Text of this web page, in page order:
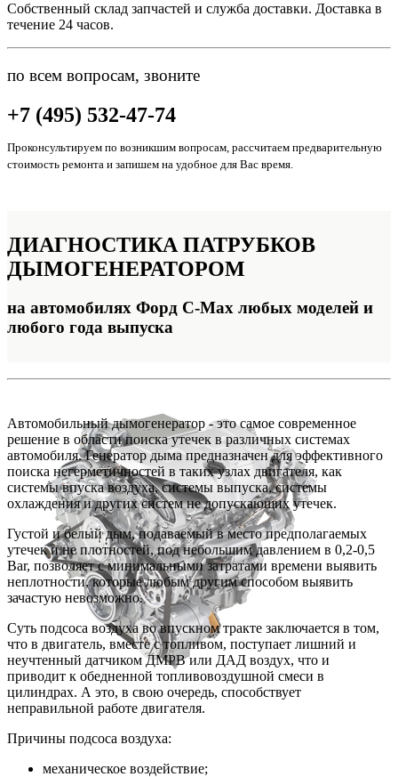
Собственный склад запчастей и служба доставки. Доставка в
течение 24 часов.
по всем вопросам, звоните
+7 (495) 532-47-74
Проконсультируем по возникшим вопросам, рассчитаем предварительную
стоимость ремонта и запишем на удобное для Вас время.
ДИАГНОСТИКА ПАТРУБКОВ
ДЫМОГЕНЕРАТОРОМ
на автомобилях Форд C-Max любых моделей и
любого года выпуска
Автомобильный дымогенератор - это самое современное
решение в области поиска утечек в различных системах
автомобиля. Генератор дыма предназначен для эффективного
поиска негерметичностей в таких узлах двигателя, как
системы впуска воздуха, системы выпуска, системы
охлаждения и других систем не допускающих утечек.
Густой и белый дым, подаваемый в место предполагаемых
утечек и не плотностей, под небольшим давлением в 0,2-0,5
Bar, позволяет с минимальными затратами времени выявить
неплотности, которые любым другим способом выявить
зачастую невозможно.
Суть подсоса воздуха во впускном тракте заключается в том,
что в двигатель, вместе с топливом, поступает лишний и
неучтенный датчиком ДМРВ или ДАД воздух, что и
приводит к обедненной топливовоздушной смеси в
цилиндрах. А это, в свою очередь, способствует
неправильной работе двигателя.
Причины подсоса воздуха:
механическое воздействие;